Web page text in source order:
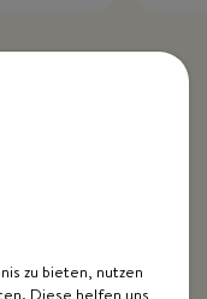
zu bieten, nutzen
Diese helfen uns,